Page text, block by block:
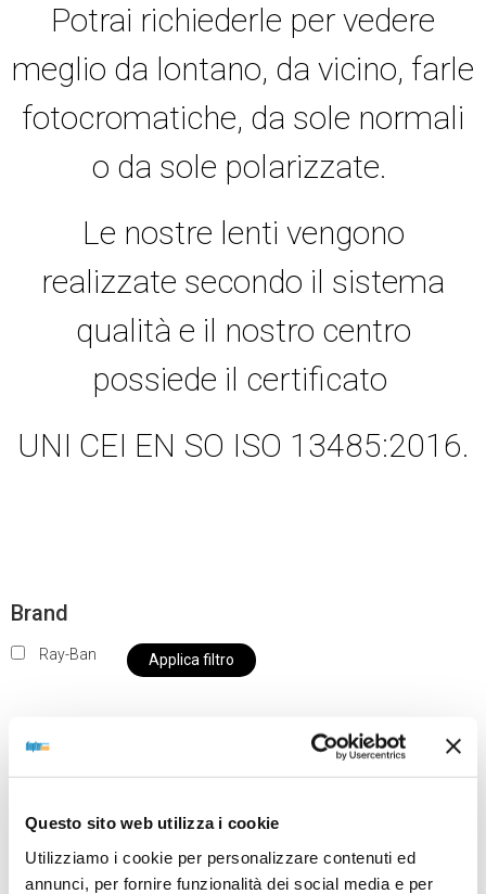
Questo sito web utilizza i cookie
Utilizziamo i cookie per personalizzare contenuti ed
annunci, per fornire funzionalità dei social media e per
Potrai richiederle per vedere
meglio da lontano, da vicino, farle
fotocromatiche, da sole normali
o da sole polarizzate.
Le nostre lenti vengono
realizzate secondo il sistema
qualità e il nostro centro
possiede il certificato
UNI CEI EN SO ISO 13485:2016.
Brand
Ray-Ban Applica filtro
nostro negozio non saranno disponibili per la
da OTTICA DIOPTER